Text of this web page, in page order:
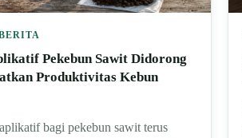
Pekebun Sawit Didorong
Produktivitas Kebun
bagi pekebun sawit terus